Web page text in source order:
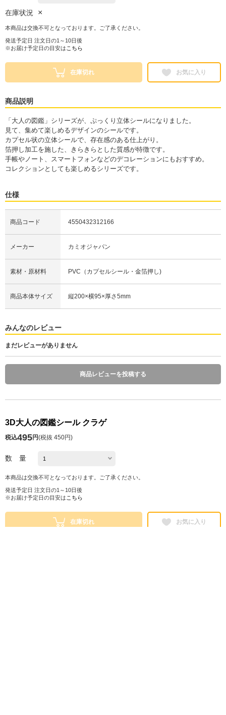
在庫状況 ×
本商品は交換不可となっております。ご了承ください。
発送予定日 注文日の1～10日後
※お届け予定日の目安は こちら
在庫切れ お気に入り
商品説明
「大人の図鑑」シリーズが、ぷっくり立体シールになりました。
見て、集めて楽しめるデザインのシールです。
カプセル状の立体シールで、存在感のある仕上がり。
箔押し加工を施した、きらきらとした質感が特徴です。
手帳やノート、スマートフォンなどのデコレーションにもおすすめ。
コレクションとしても楽しめるシリーズです。
仕様
商品コード 4550432312166
メーカー カミオジャパン
素材・原材料 PVC（カプセルシール・金箔押し)
商品本体サイズ 縦200×横95×厚さ5mm
みんなのレビュー
まだレビューがありません
商品レビューを投稿する
3D大人の図鑑シール クラゲ
税込495円(税抜 450円)
数 量
本商品は交換不可となっております。ご了承ください。
発送予定日 注文日の1～10日後
※お届け予定日の目安は こちら
在庫切れ お気に入り